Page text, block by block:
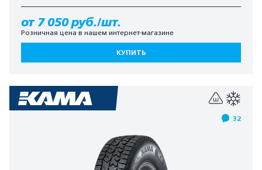
от 7 050 руб./шт.
Розничная цена в нашем интернет-магазине
КУПИТЬ
32